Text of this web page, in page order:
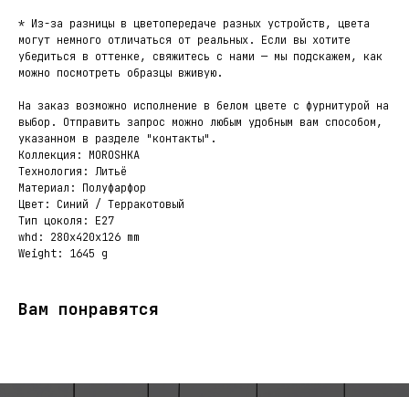
* Из-за разницы в цветопередаче разных устройств, цвета
могут немного отличаться от реальных. Если вы хотите
убедиться в оттенке, свяжитесь с нами — мы подскажем, как
можно посмотреть образцы вживую.
На заказ возможно исполнение в белом цвете с фурнитурой на
выбор. Отправить запрос можно любым удобным вам способом,
указанном в разделе "контакты".
Коллекция: MOROSHKA
Технология: Литьё
Материал: Полуфарфор
Цвет: Синий / Терракотовый
Тип цоколя: E27
whd: 280x420x126 mm
Weight: 1645 g
Вам понравятся